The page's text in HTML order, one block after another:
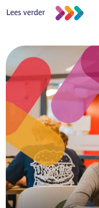
Lees verder